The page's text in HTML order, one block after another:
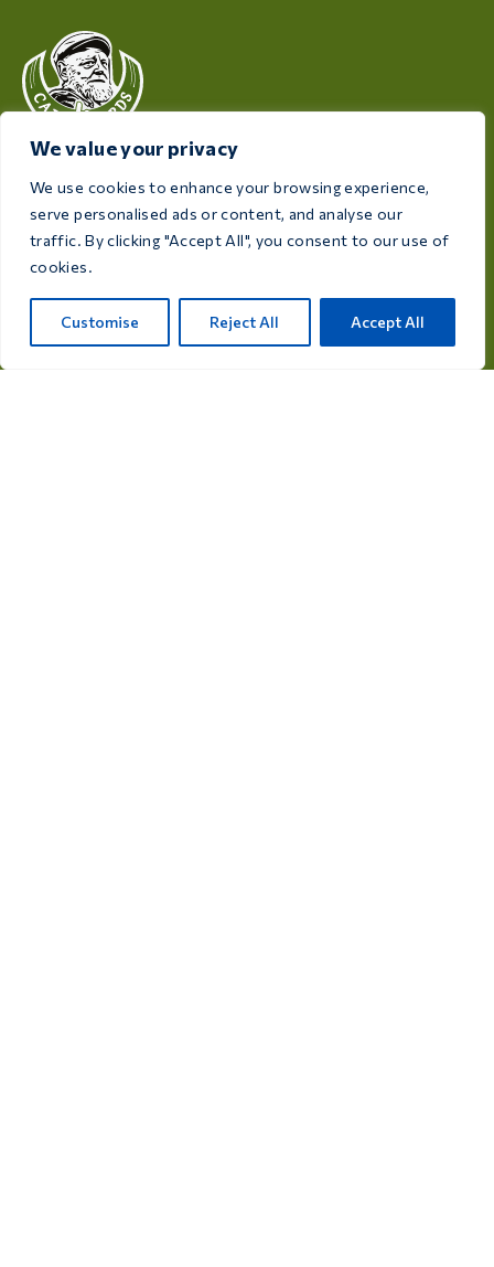
We value your privacy
We use cookies to enhance your browsing experience,
serve personalised ads or content, and analyse our
traffic. By clicking "Accept All", you consent to our use of
cookies.
Customise Reject All Accept All
och välbefinnande och erbjuder högkvalitativa
produkter som är utformade för att tillgodose
behoven hos alla uppfödare och fågelentusiaster.
Rijksweg 28a, 7975 RT Uffelte, Nederländerna
info@care4bird.nl